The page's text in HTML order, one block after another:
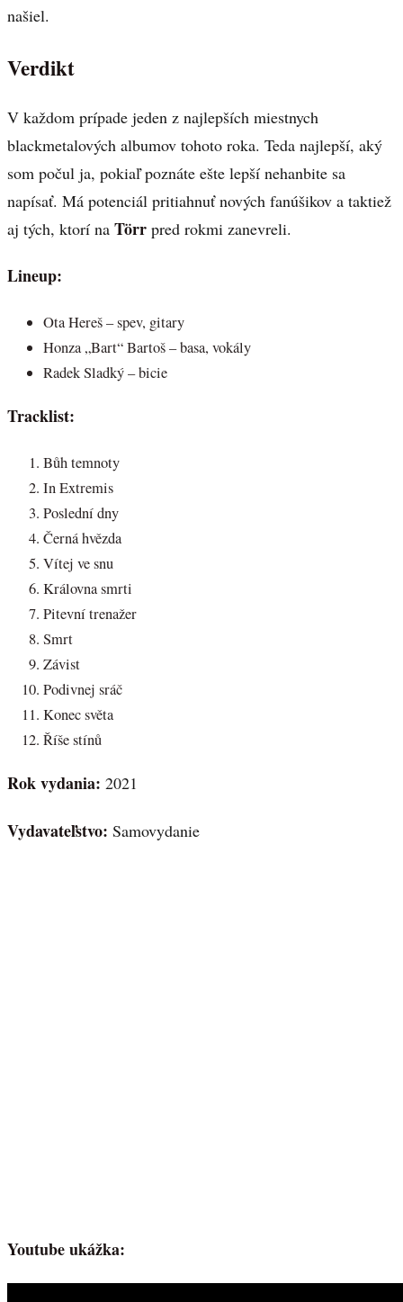
našiel.
Verdikt
V každom prípade jeden z najlepších miestnych
blackmetalových albumov tohoto roka. Teda najlepší, aký
som počul ja, pokiaľ poznáte ešte lepší nehanbite sa
napísať. Má potenciál pritiahnuť nových fanúšikov a taktiež
aj tých, ktorí na Törr pred rokmi zanevreli.
Lineup:
Ota Hereš – spev, gitary
Honza „Bart“ Bartoš – basa, vokály
Radek Sladký – bicie
Tracklist:
Bůh temnoty
In Extremis
Poslední dny
Černá hvězda
Vítej ve snu
Královna smrti
Pitevní trenažer
Smrt
Závist
Podivnej sráč
Konec světa
Říše stínů
Rok vydania: 2021
Vydavateľstvo: Samovydanie
Youtube ukážka: